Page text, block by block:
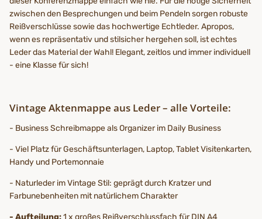
zwischen den Besprechungen und beim Pendeln sorgen robuste
Reißverschlüsse sowie das hochwertige Echtleder. Apropos,
wenn es repräsentativ und stilsicher hergehen soll, ist echtes
Leder das Material der Wahl! Elegant, zeitlos und immer individuell
- eine Klasse für sich!
Vintage Aktenmappe aus Leder – alle Vorteile:
- Business Schreibmappe als Organizer im Daily Business
- Viel Platz für Geschäftsunterlagen, Laptop, Tablet Visitenkarten,
Handy und Portemonnaie
- Naturleder im Vintage Stil: geprägt durch Kratzer und
Farbunebenheiten mit natürlichem Charakter